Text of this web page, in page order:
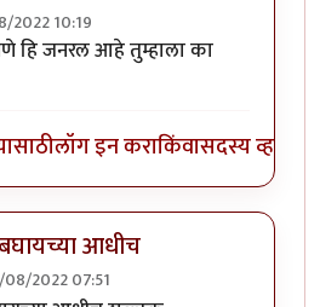
2022 10:19
साहेब, हो सर्वचbyगणेशा
हि जनरल आहे तुम्हाला का
लॉग इन कराकिंवासदस्य व्हा
आधीच
08/2022 07:51